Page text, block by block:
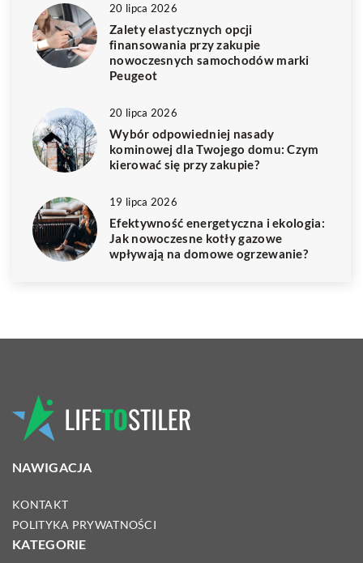
20 lipca 2026
Zalety elastycznych opcji
finansowania przy zakupie
nowoczesnych samochodów marki
Peugeot
20 lipca 2026
Wybór odpowiedniej nasady
kominowej dla Twojego domu: Czym
kierować się przy zakupie?
19 lipca 2026
Efektywność energetyczna i ekologia:
Jak nowoczesne kotły gazowe
wpływają na domowe ogrzewanie?
NAWIGACJA
KONTAKT
POLITYKA PRYWATNOŚCI
KATEGORIE